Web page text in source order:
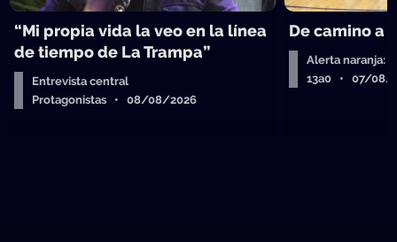
“Mi propia vida la veo en la línea
de tiempo de La Trampa”
Entrevista central
Protagonistas • 08/08/2026
De camino a
Alerta naranja:
13a0 • 07/08/